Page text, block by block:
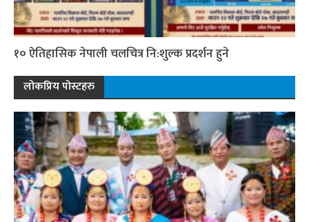
१० ऐतिहासिक नेपाली चलचित्र नि:शुल्क प्रदर्शन हुने
लोकप्रिय पोस्टहरु